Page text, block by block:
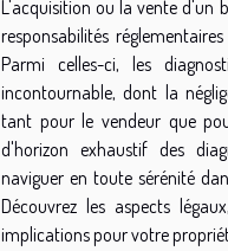
L'acquisition ou la vente d'un
responsabilités
Parmi celles-ci, les
incontournable, dont la
tant pour le vendeur que
d'horizon exhaustif des
naviguer en toute sérénité
Découvrez les aspects
implications pour votre